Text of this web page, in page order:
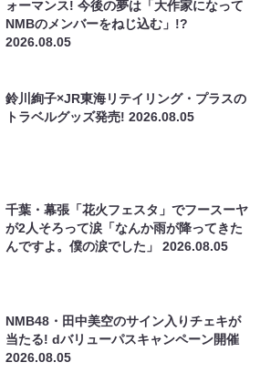
ォーマンス! 今後の夢は「大作家になって
NMBのメンバーをねじ込む」!?
2026.08.05
鈴川絢子×JR東海リテイリング・プラスの
トラベルグッズ発売!2026.08.05
千葉・幕張「花火フェスタ」でフースーヤ
が2人そろって涙「なんか雨が降ってきた
んですよ。僕の涙でした」2026.08.05
NMB48・田中美空のサイン入りチェキが
当たる! dバリューパスキャンペーン開催
2026.08.05